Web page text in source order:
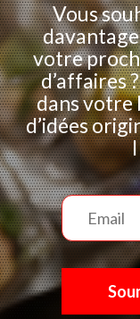
Vous
votre
d’affaires
dans votre
d’idées